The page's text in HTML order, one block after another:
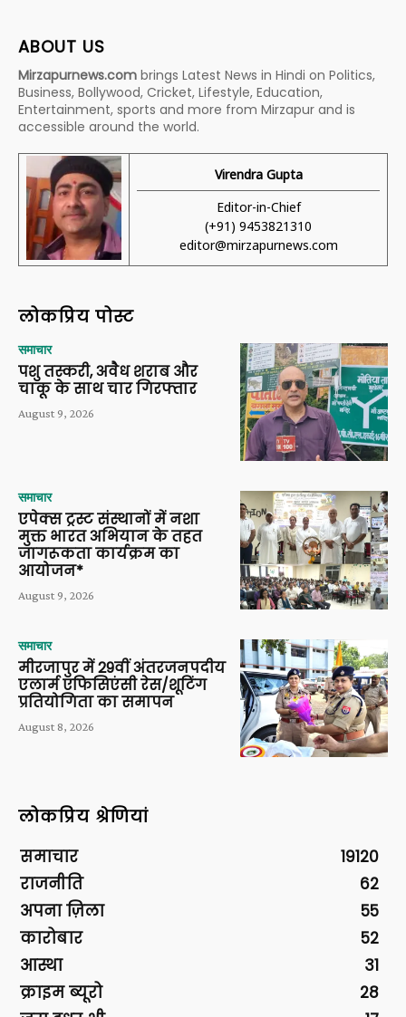
ABOUT US
Mirzapurnews.com brings Latest News in Hindi on Politics,
Business, Bollywood, Cricket, Lifestyle, Education,
Entertainment, sports and more from Mirzapur and is
accessible around the world.
Virendra Gupta
Editor-in-Chief
(+91) 9453821310
editor@mirzapurnews.com
लोकप्रिय पोस्ट
समाचार
पशु तस्करी, अवैध शराब और
चाकू के साथ चार गिरफ्तार
August 9, 2026
समाचार
एपेक्स ट्रस्ट संस्थानों में नशा
मुक्त भारत अभियान के तहत
जागरूकता कार्यक्रम का
आयोजन*
August 9, 2026
समाचार
मीरजापुर में 29वीं अंतरजनपदीय
एलार्म एफिसिएंसी रेस/शूटिंग
प्रतियोगिता का समापन
August 8, 2026
लोकप्रिय श्रेणियां
समाचार
19120
राजनीति
62
अपना ज़िला
55
कारोबार
52
आस्था
31
क्राइम ब्यूरो
28